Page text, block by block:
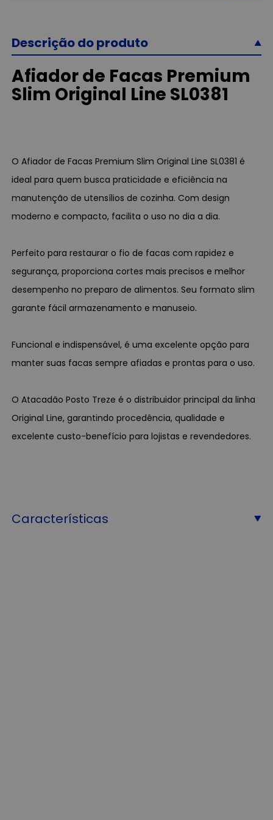
Descrição do produto
Afiador de Facas Premium
Slim Original Line SL0381
O Afiador de Facas Premium Slim Original Line SL0381 é
ideal para quem busca praticidade e eficiência na
manutenção de utensílios de cozinha. Com design
moderno e compacto, facilita o uso no dia a dia.
Perfeito para restaurar o fio de facas com rapidez e
segurança, proporciona cortes mais precisos e melhor
desempenho no preparo de alimentos. Seu formato slim
garante fácil armazenamento e manuseio.
Funcional e indispensável, é uma excelente opção para
manter suas facas sempre afiadas e prontas para o uso.
O Atacadão Posto Treze é o distribuidor principal da linha
Original Line, garantindo procedência, qualidade e
excelente custo-benefício para lojistas e revendedores.
Características